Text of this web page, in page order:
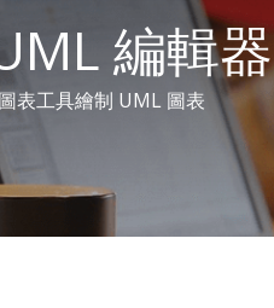
編輯器
表工具繪制 UML 圖表